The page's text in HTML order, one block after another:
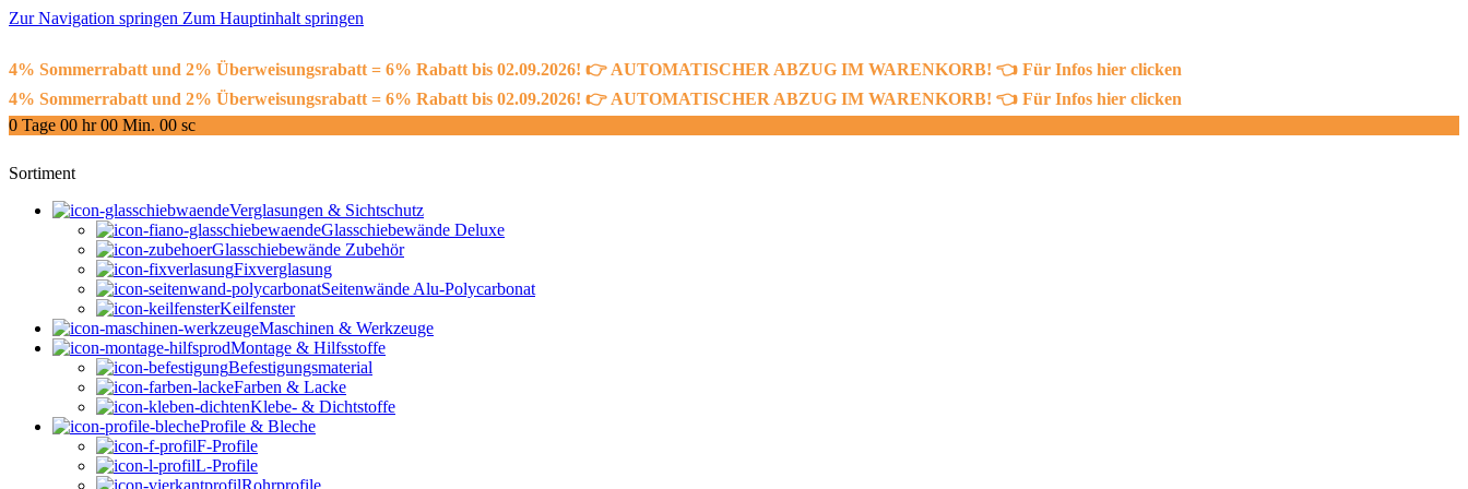
Zur Navigation springen Zum Hauptinhalt springen
4% Sommerrabatt und 2% Überweisungsrabatt = 6% Rabatt bis 02.09.2026! 👉 AUTOMATISCHER ABZUG IM WARENKORB! 👈 Für Infos hier clicken
4% Sommerrabatt und 2% Überweisungsrabatt = 6% Rabatt bis 02.09.2026! 👉 AUTOMATISCHER ABZUG IM WARENKORB! 👈 Für Infos hier clicken
0 Tage 00 hr00 Min. 00 sc
Sortiment
Verglasungen & Sichtschutz
Glasschiebewände Deluxe
Glasschiebewände Zubehör
Fixverglasung
Seitenwände Alu-Polycarbonat
Keilfenster
Maschinen & Werkzeuge
Montage & Hilfsstoffe
Befestigungsmaterial
Farben & Lacke
Klebe- & Dichtstoffe
Profile & Bleche
F-Profile
L-Profile
Rohrprofile